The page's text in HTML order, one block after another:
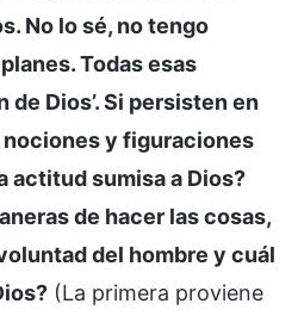
No lo sé, no tengo
Todas esas
Dios’. Si persisten en
y figuraciones
actitud sumisa a Dios?
de hacer las cosas,
del hombre y cuál
(La primera proviene